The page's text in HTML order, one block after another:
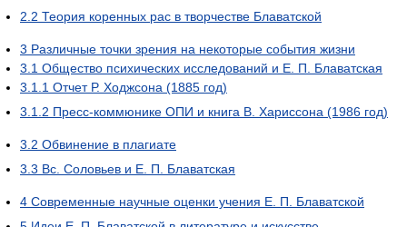
2.2 Теория коренных рас в творчестве Блаватской
3 Различные точки зрения на некоторые события жизни
3.1 Общество психических исследований и Е. П. Блаватская
3.1.1 Отчет Р. Ходжсона (1885 год)
3.1.2 Пресс-коммюнике ОПИ и книга В. Хариссона (1986 год)
3.2 Обвинение в плагиате
3.3 Вс. Соловьев и Е. П. Блаватская
4 Современные научные оценки учения Е. П. Блаватской